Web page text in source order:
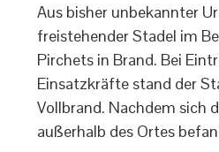
Aus bisher unbekannter
freistehender Stadel im
Pirchets in Brand. Bei
Einsatzkräfte stand der
Vollbrand. Nachdem sich
außerhalb des Ortes